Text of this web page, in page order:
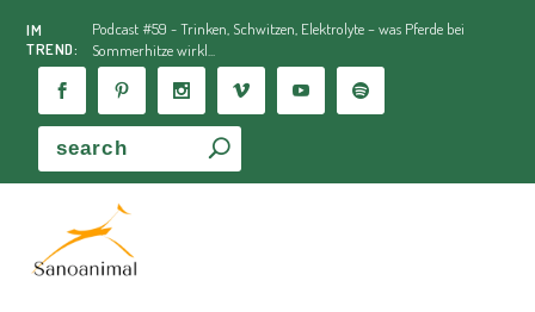
IM
TREND:
Podcast #59 - Trinken, Schwitzen, Elektrolyte – was Pferde bei
Sommerhitze wirkl...